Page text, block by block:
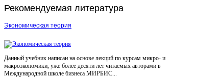
Рекомендуемая литература
Экономическая теория
Данный учебник написан на основе лекций по курсам микро- и
макроэкономики, уже более десяти лет читаемых авторами в
Международной школе бизнеса МИРБИС...